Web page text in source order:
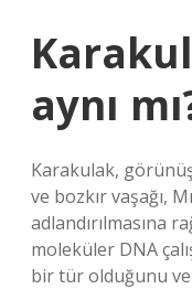
aynı
Karakulak,
ve bozkır vaşağı,
adlandırılmasına
moleküler DNA
bir tür olduğunu